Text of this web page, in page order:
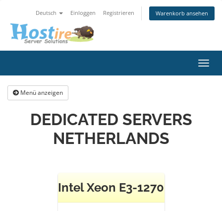
Deutsch Einloggen Registrieren Warenkorb ansehen
ein-/
Menü anzeigen
DEDICATED SERVERS
NETHERLANDS
Intel Xeon E3-1270